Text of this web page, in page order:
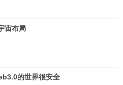
宙布局
的世界很安全